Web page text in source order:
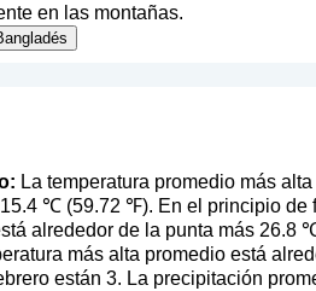
en las montañas.
La temperatura promedio más
℃ (59.72 ℉). En el principio de
alrededor de la punta más
más alta promedio está
están 3. La precipitación